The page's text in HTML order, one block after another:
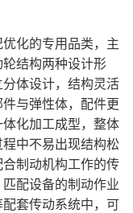
化的专用品类，主
结构两种设计形
体设计，结构灵活
与弹性体，配件更
化加工成型，整体
中不易出现结构松
制动机构工作的传
配设备的制动作业
套传动系统中，可